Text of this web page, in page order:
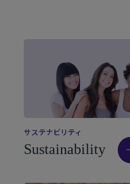
サステナビリティ
Sustainability